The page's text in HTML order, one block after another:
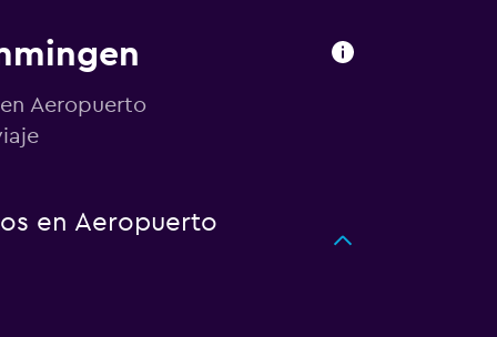
Aeropuerto
en Aeropuerto